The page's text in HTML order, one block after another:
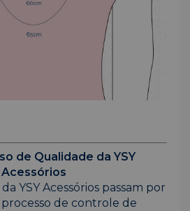
de Qualidade da YSY
Acessórios
YSY Acessórios passam por
de controle de